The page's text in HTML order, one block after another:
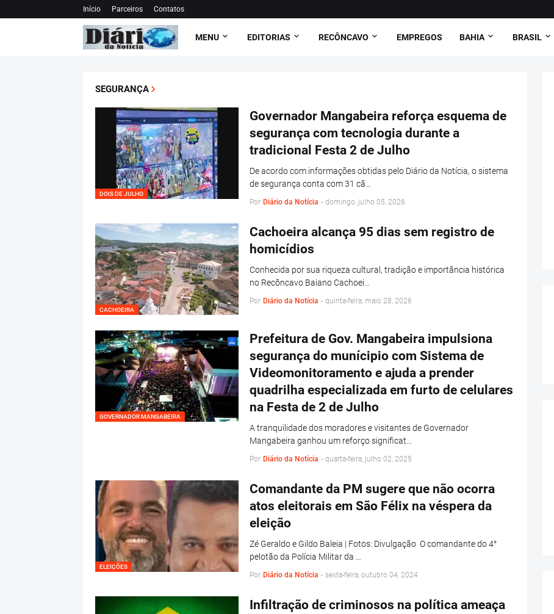
Início Parceiros Contatos
MENU EDITORIAS RECÔNCAVO EMPREGOS BAHIA BRASIL
SEGURANÇA
DOIS DE JULHO
Governador Mangabeira reforça esquema de
segurança com tecnologia durante a
tradicional Festa 2 de Julho
De acordo com informações obtidas pelo Diário da Notícia, o sistema
de segurança conta com 31 câ…
Por Diário da Notícia - domingo, julho 05, 2026
CACHOEIRA
Cachoeira alcança 95 dias sem registro de
homicídios
Conhecida por sua riqueza cultural, tradição e importância histórica
no Recôncavo Baiano Cachoei…
Por Diário da Notícia - quinta-feira, maio 28, 2026
GOVERNADOR MANGABEIRA
Prefeitura de Gov. Mangabeira impulsiona
segurança do munícipio com Sistema de
Videomonitoramento e ajuda a prender
quadrilha especializada em furto de celulares
na Festa de 2 de Julho
A tranquilidade dos moradores e visitantes de Governador
Mangabeira ganhou um reforço significat…
Por Diário da Notícia - quarta-feira, julho 02, 2025
ELEIÇÕES
Comandante da PM sugere que não ocorra
atos eleitorais em São Félix na véspera da
eleição
Zé Geraldo e Gildo Baleia | Fotos: Divulgação O comandante do 4°
pelotão da Polícia Militar da …
Por Diário da Notícia - sexta-feira, outubro 04, 2024
Infiltração de criminosos na política ameaça